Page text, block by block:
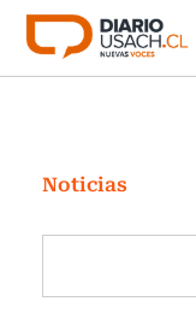
Click acá para ir
Investigación
Cultura
Programas
Noticias